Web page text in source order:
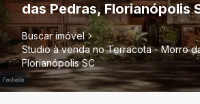
das Pedras, Florianópolis
Buscar imóvel
Studio à venda no Terracota - Morro
Florianópolis SC